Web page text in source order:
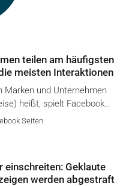
teilen am häufigsten
meisten Interaktionen
Marken und Unternehmen
heißt, spielt Facebook…
Seiten
einschreiten: Geklaute
werden abgestraft